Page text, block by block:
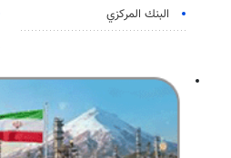
البنك المركزي